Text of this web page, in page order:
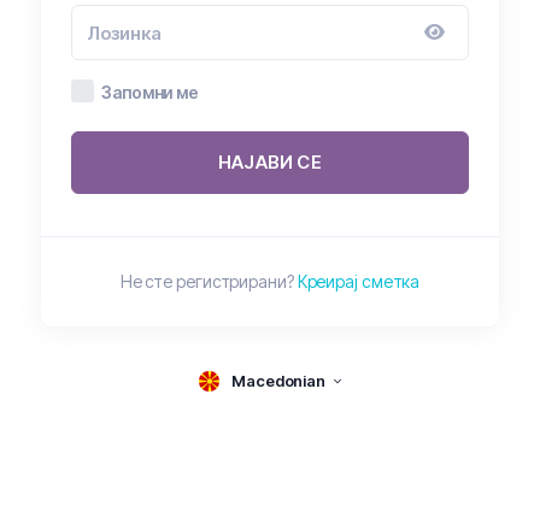
Запомни ме
НАЈАВИ СЕ
Не сте регистрирани?Креирај сметка
Macedonian